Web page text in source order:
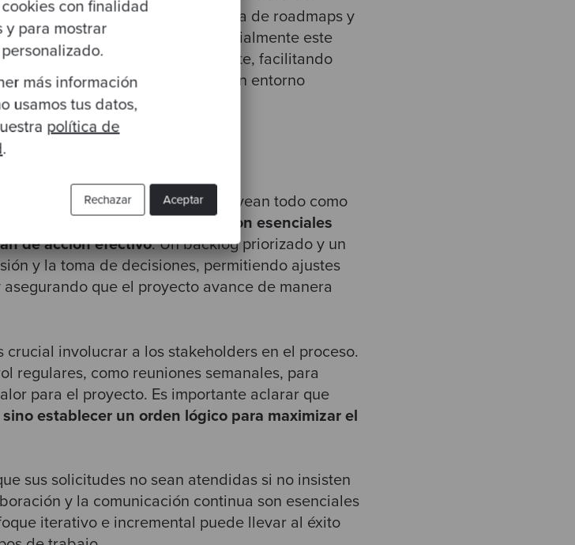
con finalidad
y para mostrar
más información
usamos tus datos,
política de
.
Aceptar
Rechazar
mediante la creación colaborativa de roadmaps y
iterativo e incremental.
Especialmente este
las necesidades de cada parte, facilitando
la adaptabilidad necesaria en un entorno
y colaborativa
es común que los stakeholders vean todo como
transparencia y la colaboración son esenciales
de acción efectivo. Un backlog priorizado y un
y la toma de decisiones, permitiendo ajustes
que el proyecto avance de manera
involucrar a los stakeholders en el proceso.
regulares, como reuniones semanales, para
para el proyecto. Es importante aclarar que
establecer un orden lógico para maximizar el
sus solicitudes no sean atendidas si no insisten
y la comunicación continua son esenciales
iterativo e incremental puede llevar al éxito